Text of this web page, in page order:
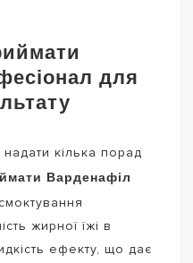
для
кілька порад
Варденафіл
жирної їжі в
ефекту, що дає